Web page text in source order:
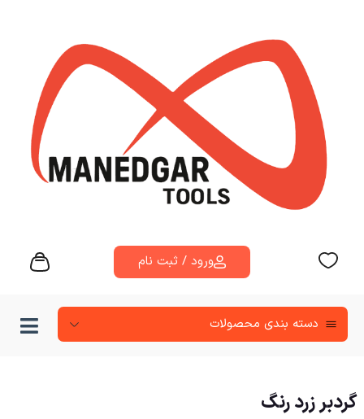
ورود / ثبت نام
دسته‌ بندی محصولات
گردبر زرد رنگ